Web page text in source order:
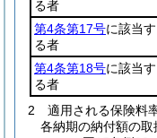
る者
第4条第17号に該当す
る者
第4条第18号に該当す
る者
2
適用される保険料
各納期の納付額の取